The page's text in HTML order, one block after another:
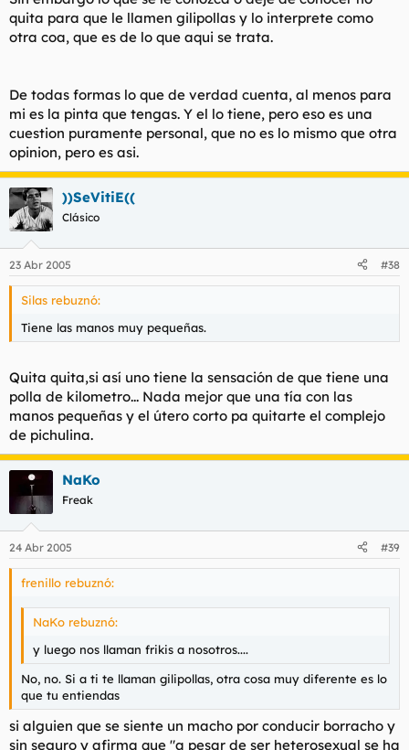
absoluto.
.
quita para que le llamen gilipollas y lo interprete como
otra coa, que es de lo que aqui se trata.
De todas formas lo que de verdad cuenta, al menos para
mi es la pinta que tengas. Y el lo tiene, pero eso es una
cuestion puramente personal, que no es lo mismo que otra
opinion, pero es asi.
))SeVitiE((
Clásico
23 Abr 2005 #38
Silas rebuznó:
Tiene las manos muy pequeñas.
Quita quita,si así uno tiene la sensación de que tiene una
polla de kilometro... Nada mejor que una tía con las
manos pequeñas y el útero corto pa quitarte el complejo
de pichulina.
NaKo
Freak
24 Abr 2005 #39
frenillo rebuznó:
NaKo rebuznó:
y luego nos llaman frikis a nosotros....
No, no. Si a ti te llaman gilipollas, otra cosa muy diferente es lo
que tu entiendas
si alguien que se siente un macho por conducir borracho y
sin seguro y afirma que "a pesar de ser heterosexual se ha